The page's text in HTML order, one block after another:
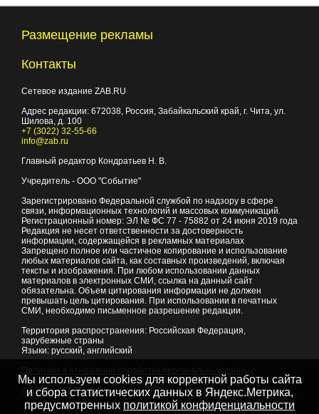
Размещение рекламы
Контакты
Сетевое издание ZAB.RU
Адрес редакции: 672038 , Россия, Забайкальский край, г. Чита ул.
Шилова, д. 100
+7 (3022) 32-55-66
info@zab.ru
Главный редактор Кондратьев Н. В.
Учредитель - ООО "Событие"
Зарегистрировано Федеральной службой по надзору в сфере
связи, информационных технологий и массовых коммуникаций.
Регистрационный номер: ЭЛ № ФС 77 - 75882 от 24 июня 2019 года
Редакция не несет ответственности за достоверность
информации, содержащейся в рекламных материалах
Запрещено полное или частичное копирование и использование
любых материалов сайта, как составных произведений, включая
тексты и изображения. При любом использовании данных
материалов в электронных СМИ, ссылка на данный сайт
обязательна. Объем цитирования информации не должен
превышать цель цитирования. При использовании в печатных
СМИ, необходимо письменное разрешение редакции.
Территория распространения: Российская Федерация,
зарубежные страны
Языки: русский, английский
© 2007 - 2026Портал Читы и Забайкальского края
Мы используем cookies для корректной работы сайта
и сбора статистических данных в Яндекс.Метрика,
предусмотренных политикой конфиденциальности